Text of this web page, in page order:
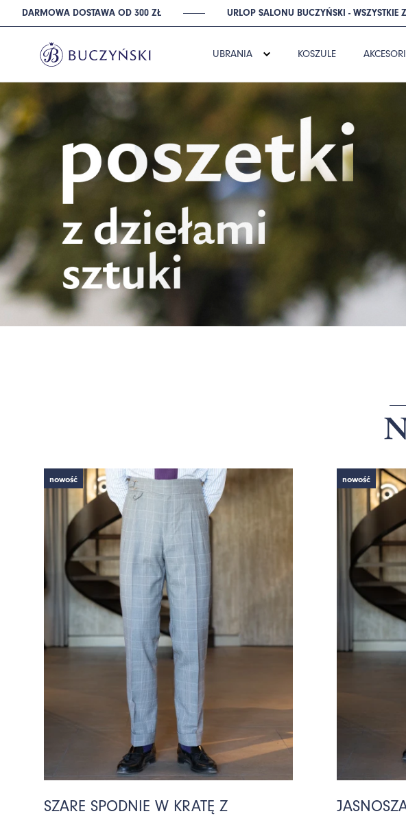
DARMOWA DOSTAWA OD 300 ZŁ URLOP SALONU BUCZYŃSKI -
UBRANIA KOSZULE
SZARE SPODNIE W KRATĘ Z
nowość nowość